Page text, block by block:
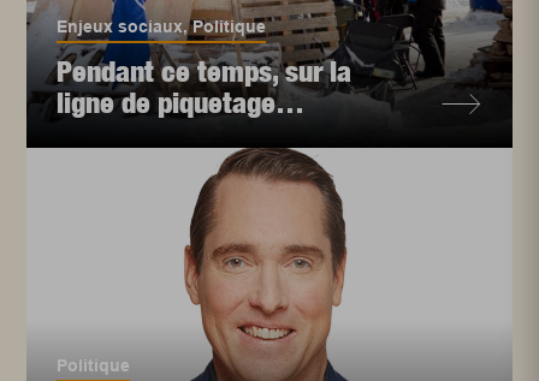
Enjeux sociaux,Politique
Pendant ce temps, sur la
ligne de piquetage…
Politique